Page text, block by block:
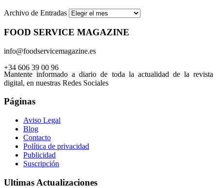
Archivo de Entradas
FOOD SERVICE MAGAZINE
info@foodservicemagazine.es
+34 606 39 00 96
Mantente informado a diario de toda la actualidad de la revista
digital, en nuestras Redes Sociales
Páginas
Aviso Legal
Blog
Contacto
Política de privacidad
Publicidad
Suscripción
Ultimas Actualizaciones